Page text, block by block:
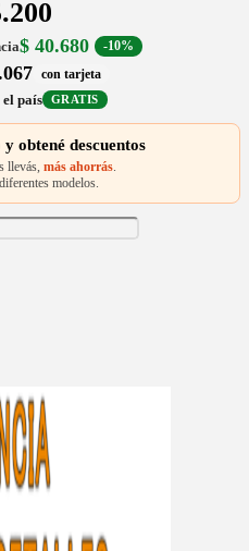
$ 40.680 -10%
con tarjeta
país GRATIS
obtené descuentos
llevás, más ahorrás.
modelos.